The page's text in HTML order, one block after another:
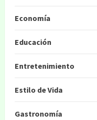
Economía
Educación
Entretenimiento
Estilo de Vida
Gastronomía